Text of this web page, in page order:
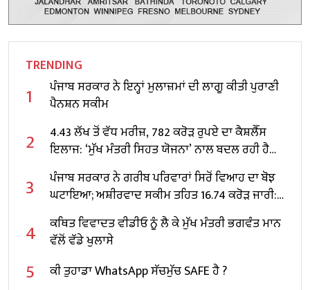
TRENDING
1
ਪੰਜਾਬ ਸਰਕਾਰ ਨੇ ਇਨ੍ਹਾਂ ਮੁਲਾਜ਼ਮਾਂ ਦੀ ਲਾਗੂ ਕੀਤੀ ਪੁਰਾਣੀ
ਪੈਨਸ਼ਨ ਸਕੀਮ
2
4.43 ਲੱਖ ਤੋਂ ਵੱਧ ਮਰੀਜ਼, 782 ਕਰੋੜ ਰੁਪਏ ਦਾ ਕੈਸ਼ਲੈੱਸ
ਇਲਾਜ: ‘ਮੁੱਖ ਮੰਤਰੀ ਸਿਹਤ ਯੋਜਨਾ’ ਨਾਲ ਬਦਲ ਰਹੀ ਹੈ
ਸਿਹਤ ਢਾਂਚੇ ਦੀ ਤਸਵੀਰ
3
ਪੰਜਾਬ ਸਰਕਾਰ ਨੇ ਗਰੀਬ ਪਰਿਵਾਰਾਂ ਸਿਰੋਂ ਵਿਆਹ ਦਾ ਬੋਝ
ਘਟਾਇਆ; ਅਸ਼ੀਰਵਾਦ ਸਕੀਮ ਤਹਿਤ ₹16.74 ਕਰੋੜ ਜਾਰੀ:
ਡਾ. ਬਲਜੀਤ ਕੌਰ
4
ਕਥਿਤ ਵਿਵਾਦਤ ਵੀਡੀਓ ਨੂੰ ਲੈ ਕੇ ਮੁੱਖ ਮੰਤਰੀ ਭਗਵੰਤ ਮਾਨ
ਵੱਲੋਂ ਵੱਡੇ ਖੁਲਾਸੇ
5 ਕੀ ਤੁਹਾਡਾ WhatsApp ਸੱਚਮੁੱਚ SAFE ਹੈ ?